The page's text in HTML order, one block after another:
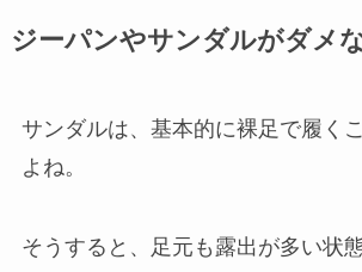
ジーパンやサンダルがダメ
サンダルは、基本的に裸足で履く
よね。
そうすると、
足元も露出が多い状